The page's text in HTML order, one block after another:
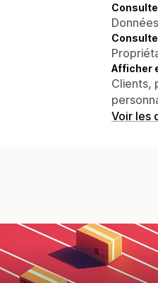
Afficher
Clients,
Voir les